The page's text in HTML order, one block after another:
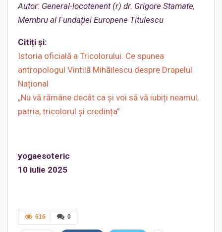
Autor: General-locotenent (r) dr. Grigore Stamate,
Membru al Fundației Europene Titulescu
Citiți și:
Istoria oficială a Tricolorului. Ce spunea
antropologul Vintilă Mihăilescu despre Drapelul
Național
„Nu vă rămâne decât ca și voi să vă iubiți neamul,
patria, tricolorul și credința”
yogaesoteric
10 iulie 2025
0
616